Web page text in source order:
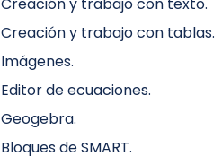
Creación y trabajo con tablas.
Imágenes.
Editor de ecuaciones.
Geogebra.
Bloques de SMART.